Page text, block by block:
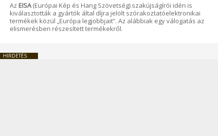
Az EISA(Európai Kép és Hang Szövetség) szakújságírói idén is
kiválasztották a gyártók által díjra jelölt szórakoztatóelektronikai
termékek közül „Európa legjobbjait”. Az alábbiak egy válogatás az
elismerésben részesített termékekről.
HIRDETÉS